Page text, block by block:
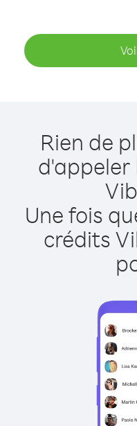
Rien de
d'appeler
Une fois
crédits